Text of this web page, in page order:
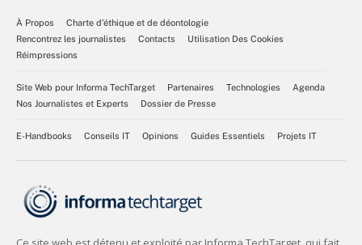
À Propos
Charte d’éthique et de déontologie
Rencontrez les journalistes
Contacts
Utilisation Des Cookies
Réimpressions
Site Web pour Informa TechTarget Partenaires Technologies
Agenda
Nos Journalistes et Experts
Dossier de Presse
E-Handbooks Conseils IT Opinions Guides Essentiels Projets IT